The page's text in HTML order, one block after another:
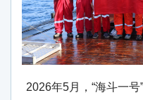
2026年5月，“海斗一